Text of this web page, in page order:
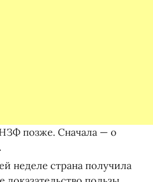
позже. Сначала — о
неделе страна получила